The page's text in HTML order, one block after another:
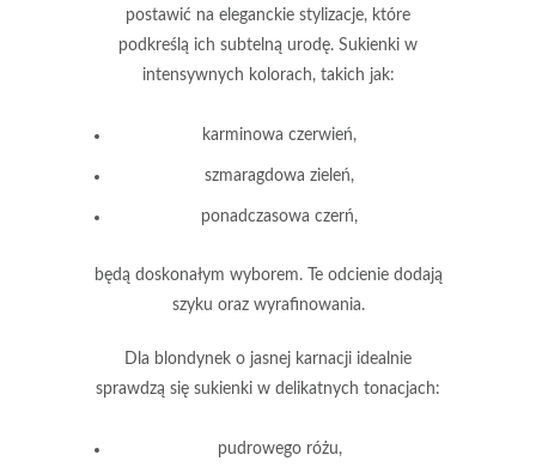
postawić na eleganckie stylizacje, które
podkreślą ich subtelną urodę. Sukienki w
intensywnych kolorach, takich jak:
karminowa czerwień,
szmaragdowa zieleń,
ponadczasowa czerń,
będą doskonałym wyborem. Te odcienie dodają
szyku oraz wyrafinowania.
Dla blondynek o jasnej karnacji idealnie
sprawdzą się sukienki w delikatnych tonacjach:
pudrowego różu,